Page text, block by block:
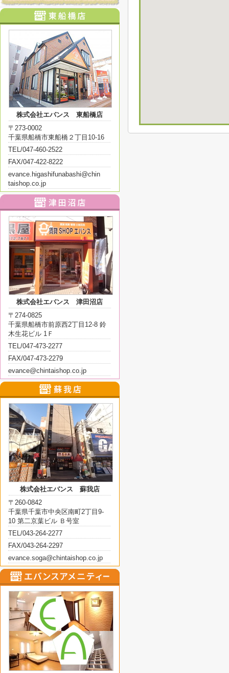
株式会社エバンス 東船橋店
〒273-0002
千葉県船橋市東船橋２丁目10-16
TEL/047-460-2522
FAX/047-422-8222
evance.higashifunabashi@chin
taishop.co.jp
株式会社エバンス 津田沼店
〒274-0825
千葉県船橋市前原西2丁目12-8 鈴
木生花ビル 1Ｆ
TEL/047-473-2277
FAX/047-473-2279
evance@chintaishop.co.jp
株式会社エバンス 蘇我店
〒260-0842
千葉県千葉市中央区南町2丁目9-
10 第二京葉ビル Ｂ号室
TEL/043-264-2277
FAX/043-264-2297
evance.soga@chintaishop.co.jp